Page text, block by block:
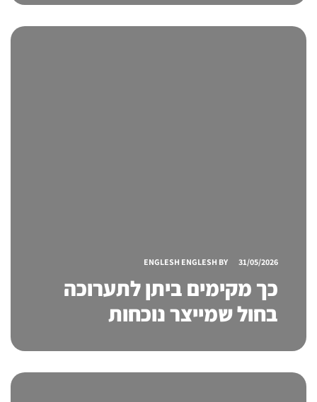
אפשר לשכוח
31/05/2026
BY
ENGLESH ENGLESH
כך מקימים ביתן לתערוכה
בחול שמייצר נוכחות